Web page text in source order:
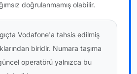
doğrulanmamış olabilir.
Vodafone'a tahsis edilmiş
biridir. Numara taşıma
operatörü yalnızca bu